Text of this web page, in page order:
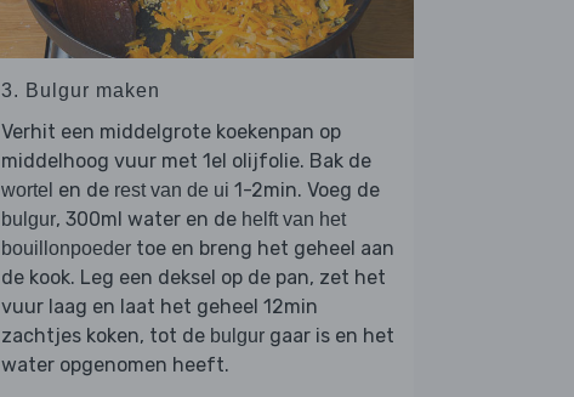
3. Bulgur maken
Verhit een middelgrote koekenpan op
middelhoog vuur met 1el olijfolie. Bak de
wortel en de rest van de ui 1-2min. Voeg de
bulgur, 300ml water en de helft van het
bouillonpoeder toe en breng het geheel aan
de kook. Leg een deksel op de pan, zet het
vuur laag en laat het geheel 12min
zachtjes koken, tot de bulgur gaar is en het
water opgenomen heeft.